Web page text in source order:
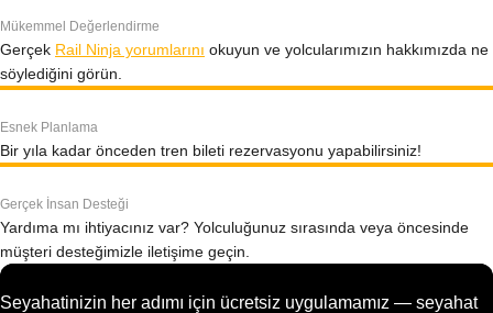
Mükemmel Değerlendirme
Gerçek Rail Ninja yorumlarını okuyun ve yolcularımızın hakkımızda ne
söylediğini görün.
Esnek Planlama
Bir yıla kadar önceden tren bileti rezervasyonu yapabilirsiniz!
Gerçek İnsan Desteği
Yardıma mı ihtiyacınız var? Yolculuğunuz sırasında veya öncesinde
müşteri desteğimizle iletişime geçin.
Seyahatinizin her adımı için ücretsiz uygulamamız — seyahat